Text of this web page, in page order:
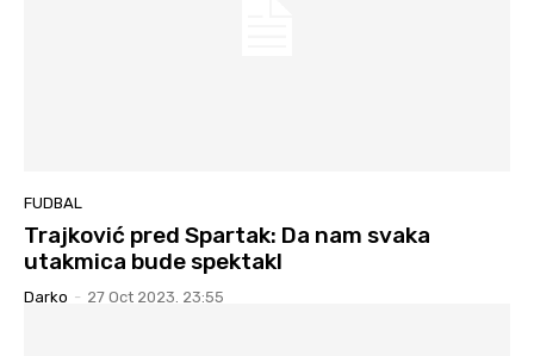
FUDBAL
Trajković pred Spartak: Da nam svaka
utakmica bude spektakl
Darko - 27 Oct 2023. 23:55